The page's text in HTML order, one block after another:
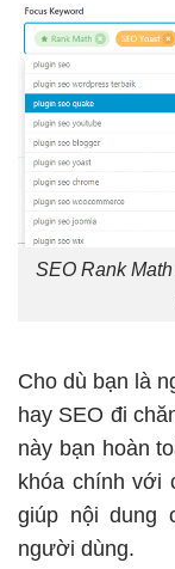
SEO Rank
Cho dù bạn là
hay SEO đi
này bạn hoàn
khóa chính với
giúp nội dung
người dùng.